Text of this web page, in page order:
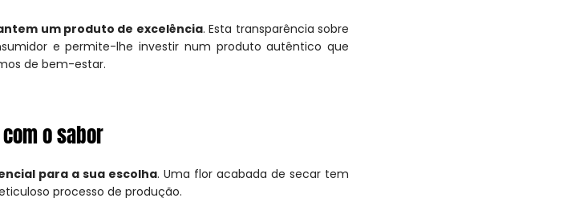
um produto de excelência. Esta transparência sobre
e permite-lhe investir num produto autêntico que
de bem-estar.
o sabor
para a sua escolha. Uma flor acabada de secar tem
processo de produção.